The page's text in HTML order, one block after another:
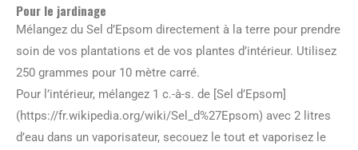
Pour le jardinage
Mélangez du Sel d’Epsom directement à la terre pour prendre
soin de vos plantations et de vos plantes d’intérieur. Utilisez
250 grammes pour 10 mètre carré.
Pour l’intérieur, mélangez 1 c.-à-s. de [Sel d’Epsom]
(https://fr.wikipedia.org/wiki/Sel_d%27Epsom) avec 2 litres
d’eau dans un vaporisateur, secouez le tout et vaporisez le